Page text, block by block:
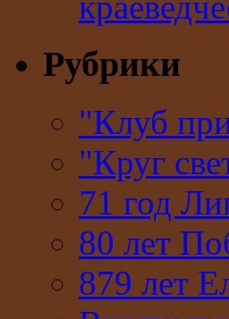
Рубрики
"Клуб
"Круг
71 год
80 лет
879 лет